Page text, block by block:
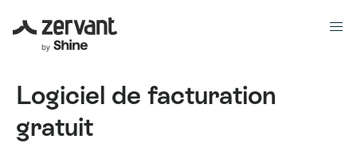
Logiciel de facturation
gratuit